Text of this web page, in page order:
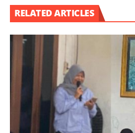
RELATED ARTICLES